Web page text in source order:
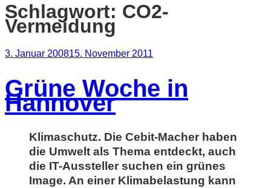
Schlagwort: CO2-
Vermeidung
Veröffentlicht
3. Januar 200815. November 2011
Grüne Woche in
Hannover
Klimaschutz. Die Cebit-Macher haben
die Umwelt als Thema entdeckt, auch
die IT-Aussteller suchen ein grünes
Image. An einer Klimabelastung kann